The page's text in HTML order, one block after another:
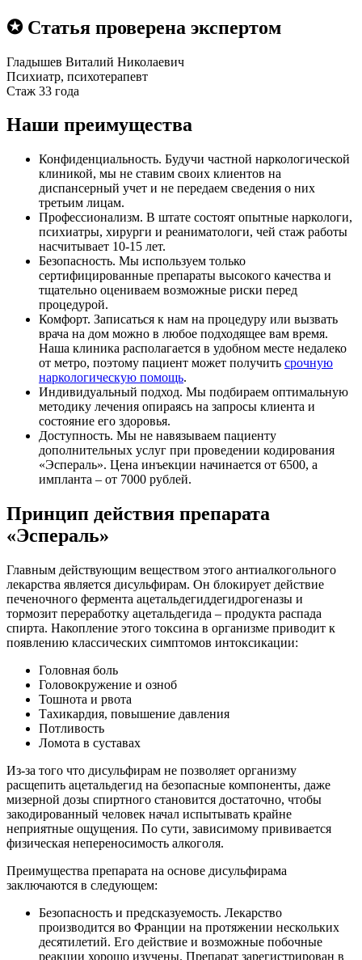
✪ Статья проверена экспертом
Гладышев Виталий Николаевич
Психиатр, психотерапевт
Стаж 33 года
Наши преимущества
Конфиденциальность. Будучи частной наркологической
клиникой, мы не ставим своих клиентов на
диспансерный учет и не передаем сведения о них
третьим лицам.
Профессионализм. В штате состоят опытные наркологи,
психиатры, хирурги и реаниматологи, чей стаж работы
насчитывает 10-15 лет.
Безопасность. Мы используем только
сертифицированные препараты высокого качества и
тщательно оцениваем возможные риски перед
процедурой.
Комфорт. Записаться к нам на процедуру или вызвать
врача на дом можно в любое подходящее вам время.
Наша клиника располагается в удобном месте недалеко
от метро, поэтому пациент может получить срочную
наркологическую помощь.
Индивидуальный подход. Мы подбираем оптимальную
методику лечения опираясь на запросы клиента и
состояние его здоровья.
Доступность. Мы не навязываем пациенту
дополнительных услуг при проведении кодирования
«Эспераль». Цена инъекции начинается от 6500, а
импланта – от 7000 рублей.
Принцип действия препарата
«Эспераль»
Главным действующим веществом этого антиалкогольного
лекарства является дисульфирам. Он блокирует действие
печеночного фермента ацетальдегиддегидрогеназы и
тормозит переработку ацетальдегида – продукта распада
спирта. Накопление этого токсина в организме приводит к
появлению классических симптомов интоксикации:
Головная боль
Головокружение и озноб
Тошнота и рвота
Тахикардия, повышение давления
Потливость
Ломота в суставах
Из-за того что дисульфирам не позволяет организму
расщепить ацетальдегид на безопасные компоненты, даже
мизерной дозы спиртного становится достаточно, чтобы
закодированный человек начал испытывать крайне
неприятные ощущения. По сути, зависимому прививается
физическая непереносимость алкоголя.
Преимущества препарата на основе дисульфирама
заключаются в следующем:
Безопасность и предсказуемость. Лекарство
производится во Франции на протяжении нескольких
десятилетий. Его действие и возможные побочные
реакции хорошо изучены. Препарат зарегистрирован в